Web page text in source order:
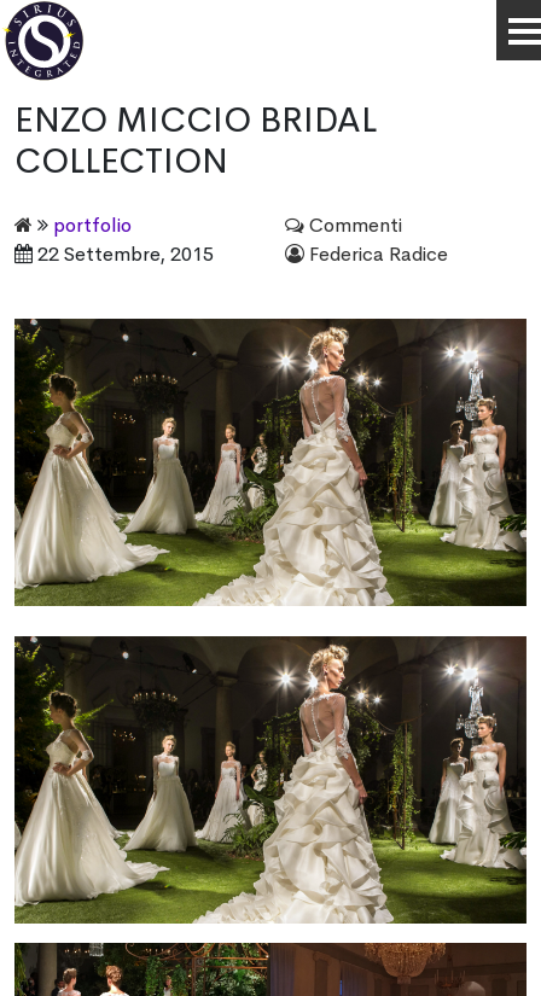
ENZO MICCIO BRIDAL
COLLECTION
portfolio
Commenti
22 Settembre, 2015
Federica Radice